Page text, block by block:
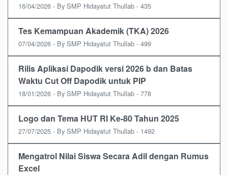
16/04/2026 - By SMP Hidayatut Thullab - 435
Tes Kemampuan Akademik (TKA) 2026
07/04/2026 - By SMP Hidayatut Thullab - 499
Rilis Aplikasi Dapodik versi 2026 b dan Batas
Waktu Cut Off Dapodik untuk PIP
18/01/2026 - By SMP Hidayatut Thullab - 778
Logo dan Tema HUT RI Ke-80 Tahun 2025
27/07/2025 - By SMP Hidayatut Thullab - 1492
Mengatrol Nilai Siswa Secara Adil dengan Rumus
Excel